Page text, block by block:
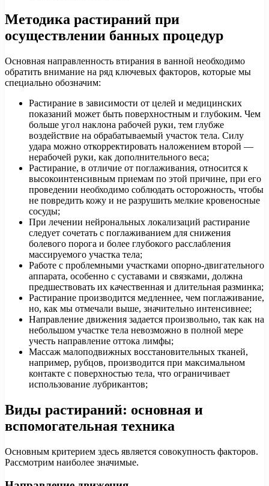
Методика растираний при
осуществлении банных процедур
Основная направленность втирания в ванной необходимо
обратить внимание на ряд ключевых факторов, которые мы
специально обозначим:
Растирание в зависимости от целей и медицинских
показаний может быть поверхностным и глубоким. Чем
больше угол наклона рабочей руки, тем глубже
воздействие на обрабатываемый участок тела. Силу
удара можно откорректировать наложением второй —
нерабочей руки, как дополнительного веса;
Растирание, в отличие от поглаживания, относится к
высокоинтенсивным приемам по этой причине, при его
проведении необходимо соблюдать осторожность, чтобы
не повредить кожу и не разрушить мелкие кровеносные
сосуды;
При лечении нейрональных локализаций растирание
следует сочетать с поглаживанием для снижения
болевого порога и более глубокого расслабления
массируемого участка тела;
Работе с проблемными участками опорно-двигательного
аппарата, особенно с суставами и связками, должна
предшествовать их качественная и длительная разминка;
Растирание производится медленнее, чем поглаживание,
но, как мы отмечали выше, значительно интенсивнее;
Направление движения задается произвольно, так как на
небольшом участке тела невозможно в полной мере
учесть направление оттока лимфы;
Массаж малоподвижных восстановительных тканей,
например, рубцов, производится при максимальном
контакте с поверхностью тела, что ограничивает
использование лубрикантов;
Виды растираний: основная и
вспомогательная техника
Основным критерием здесь является совокупность факторов.
Рассмотрим наиболее значимые.